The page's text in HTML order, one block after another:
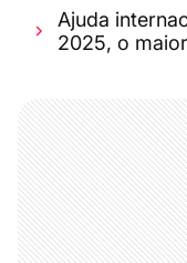
Ajuda
2025, o